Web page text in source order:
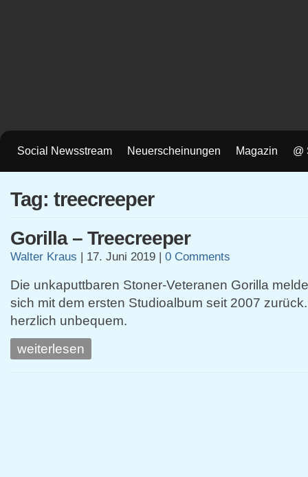
Social Newsstream Neuerscheinungen Magazin @
Tag: treecreeper
Gorilla – Treecreeper
Walter Kraus | 17. Juni 2019 | 0 Comments
Die unkaputtbaren Stoner-Veteranen Gorilla
sich mit dem ersten Studioalbum seit 2007
herzlich unbequem.
weiterlesen